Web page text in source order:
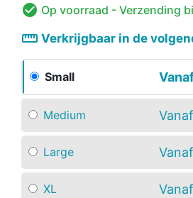
 Op voorraad - Verzending
straighten Verkrijgbaar in de
Small
Medium Vanaf
Large Vanaf
XL Vanaf